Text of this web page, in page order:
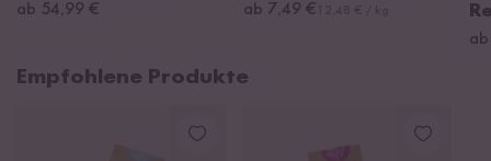
ab 54,99 € ab 7,49 €
Empfohlene Produkte